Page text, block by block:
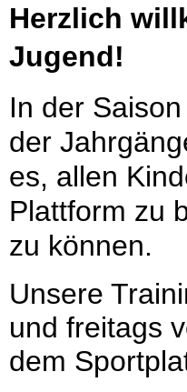
Herzlich
Jugend!
In der Saison
der
es, allen
Plattform zu
zu können.
Unsere
und freitags
dem